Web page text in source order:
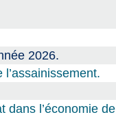
2026.
dans l’économie de